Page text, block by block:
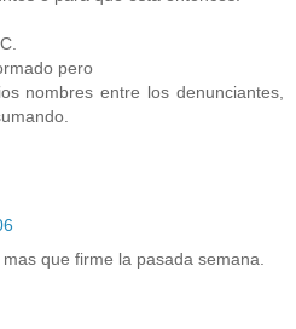
pero
nombres entre los denunciantes,
que firme la pasada semana.